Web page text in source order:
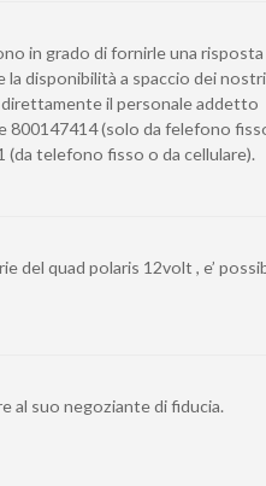
in grado di fornirle una
la disponibilità a spaccio dei nostri
il personale addetto
800147414 (solo da felefono
telefono fisso o da cellulare).
del quad polaris 12volt , e’
al suo negoziante di fiducia.